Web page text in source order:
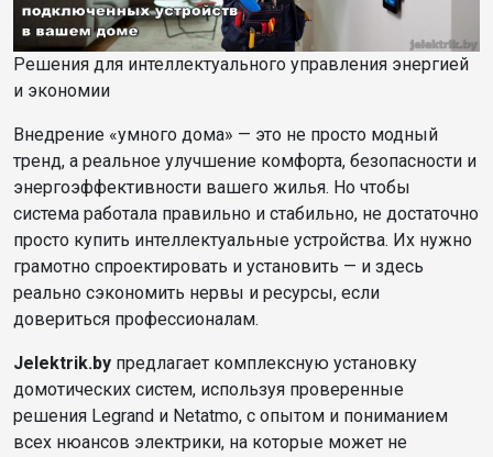
Решения для интеллектуального управления энергией
и экономии
Внедрение «умного дома» — это не просто модный
тренд, а реальное улучшение комфорта, безопасности и
энергоэффективности вашего жилья. Но чтобы
система работала правильно и стабильно, не достаточно
просто купить интеллектуальные устройства. Их нужно
грамотно спроектировать и установить — и здесь
реально сэкономить нервы и ресурсы, если
довериться профессионалам.
Jelektrik.by предлагает комплексную установку
домотических систем, используя проверенные
решения Legrand и Netatmo, с опытом и пониманием
всех нюансов электрики, на которые может не